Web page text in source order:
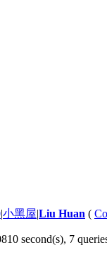
|小黑屋|Liu Huan (
second(s), 7